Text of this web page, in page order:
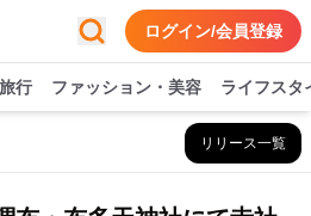
ログイン/会員登録
旅行 ファッション・美容 ライフスタ
リリース一覧